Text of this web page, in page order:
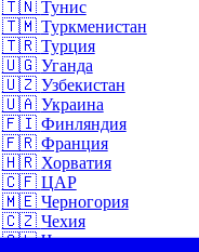
🇹🇳 Тунис
🇹🇲 Туркменистан
🇹🇷 Турция
🇺🇬 Уганда
🇺🇿 Узбекистан
🇺🇦 Украина
🇫🇮 Финляндия
🇫🇷 Франция
🇭🇷 Хорватия
🇨🇫 ЦАР
🇲🇪 Черногория
🇨🇿 Чехия
🇨🇱 Чили